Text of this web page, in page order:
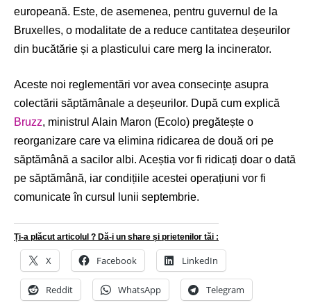
europeană. Este, de asemenea, pentru guvernul de la
Bruxelles, o modalitate de a reduce cantitatea deșeurilor
din bucătărie și a plasticului care merg la incinerator.
Aceste noi reglementări vor avea consecințe asupra
colectării săptămânale a deșeurilor. După cum explică
Bruzz, ministrul Alain Maron (Ecolo) pregătește o
reorganizare care va elimina ridicarea de două ori pe
săptămână a sacilor albi. Aceștia vor fi ridicați doar o dată
pe săptămână, iar condițiile acestei operațiuni vor fi
comunicate în cursul lunii septembrie.
Ți-a plăcut articolul ? Dă-i un share și prietenilor tăi :
X Facebook LinkedIn
Reddit WhatsApp Telegram